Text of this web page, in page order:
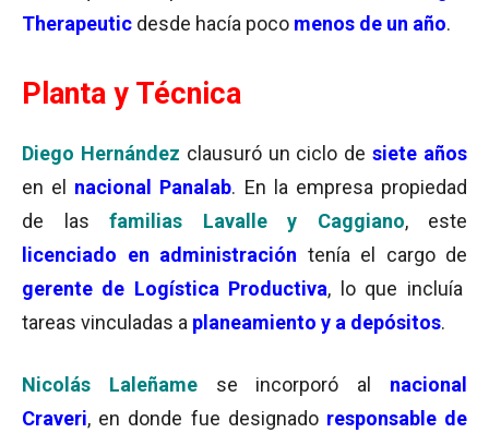
Therapeutic desde hacía poco menos de un año.
Planta y Técnica
Diego Hernández clausuró un ciclo desiete años
en el nacional Panalab. En la empresa propiedad
de las familias Lavalle y Caggiano, este
licenciado en administración tenía el cargo de
gerente de Logística Productiva, lo que incluía
tareas vinculadas a planeamiento y a depósitos.
Nicolás Laleñamese incorporó al
nacional
Craveri, en donde fue designado responsable de